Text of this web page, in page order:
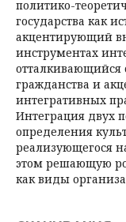
политико-
государства как
акцентирующий
инструментах
отталкивающийся
гражданства и
интегративных
Интеграция двух
определения
реализующегося
этом решающую
как виды